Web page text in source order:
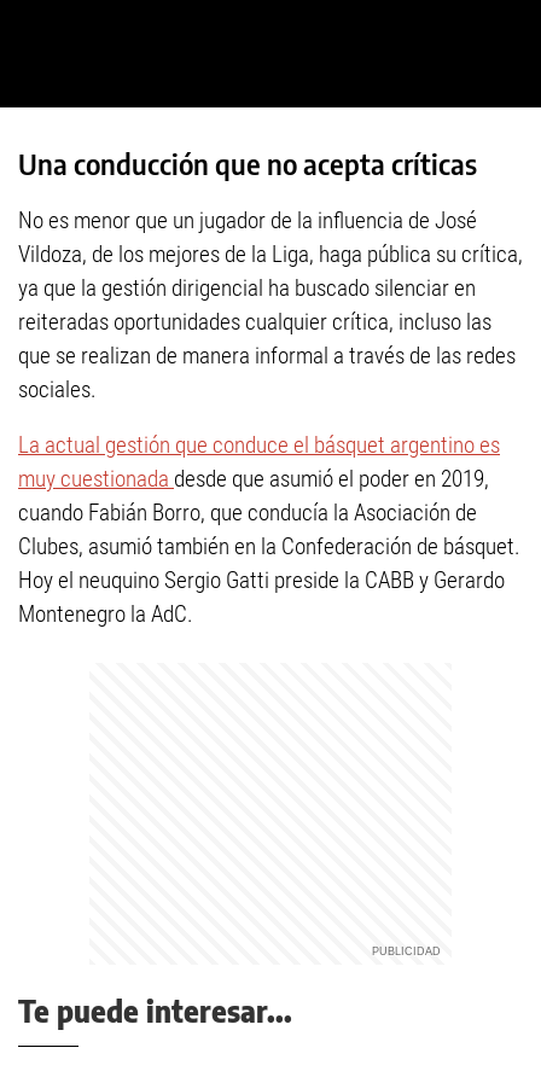
Una conducción que no acepta críticas
No es menor que un jugador de la influencia de José
Vildoza, de los mejores de la Liga, haga pública su crítica,
ya que la gestión dirigencial ha buscado silenciar en
reiteradas oportunidades cualquier crítica, incluso las
que se realizan de manera informal a través de las redes
sociales.
La actual gestión que conduce el básquet argentino es
muy cuestionada desde que asumió el poder en 2019,
cuando Fabián Borro, que conducía la Asociación de
Clubes, asumió también en la Confederación de básquet.
Hoy el neuquino Sergio Gatti preside la CABB y Gerardo
Montenegro la AdC.
Te puede interesar...